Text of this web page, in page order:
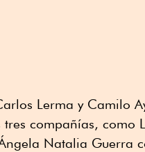
Lerma y Camilo
compañías, como
Natalia Guerra